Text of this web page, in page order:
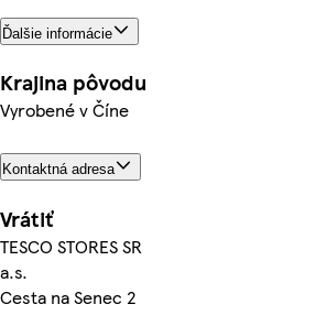
Ďalšie informácie
Krajina pôvodu
Vyrobené v Číne
Kontaktná adresa
Vrátiť
TESCO STORES SR
a.s.
Cesta na Senec 2